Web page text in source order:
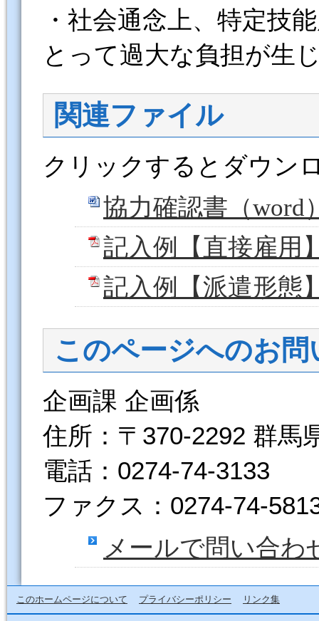
・社会通念上、特定技
とって過大な負担が生
関連ファイル
クリックするとダウン
協力確認書（word
記入例【直接雇用
記入例【派遣形態
このページへのお問
企画課 企画係
住所：〒370-2292 群馬
電話：0274-74-3133
ファクス：0274-74-
メールで問い合わ
このホームページについて プライバシーポリシー リンク集